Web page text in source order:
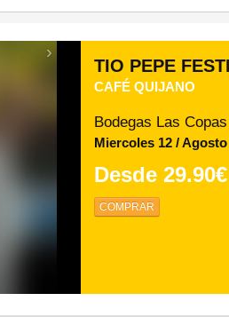
›
TIO PEPE
NOCHE DE
Bodegas Las Copas
Domingo 09 / Agosto /
Desde